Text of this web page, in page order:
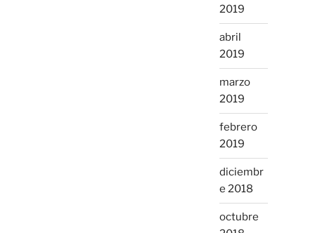
2019
abril
2019
marzo
2019
febrero
2019
diciembr
e 2018
octubre